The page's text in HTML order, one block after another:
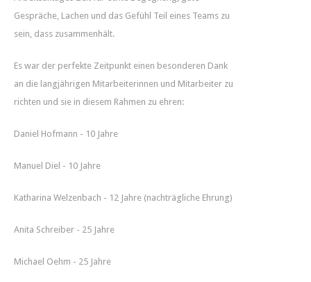
Gespräche, Lachen und das Gefühl Teil eines Teams zu
sein, dass zusammenhält.
Es war der perfekte Zeitpunkt einen besonderen Dank
an die langjährigen Mitarbeiterinnen und Mitarbeiter zu
richten und sie in diesem Rahmen zu ehren:
Daniel Hofmann - 10 Jahre
Manuel Diel - 10 Jahre
Katharina Welzenbach - 12 Jahre (nachträgliche Ehrung)
Anita Schreiber - 25 Jahre
Michael Oehm - 25 Jahre